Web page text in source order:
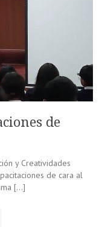
de
y Creatividades
de cara al
[…]